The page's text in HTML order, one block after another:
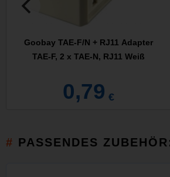
Goobay TAE-F/N + RJ11 Adapter
TAE-F, 2 x TAE-N, RJ11 Weiß
0,79 €
PASSENDES